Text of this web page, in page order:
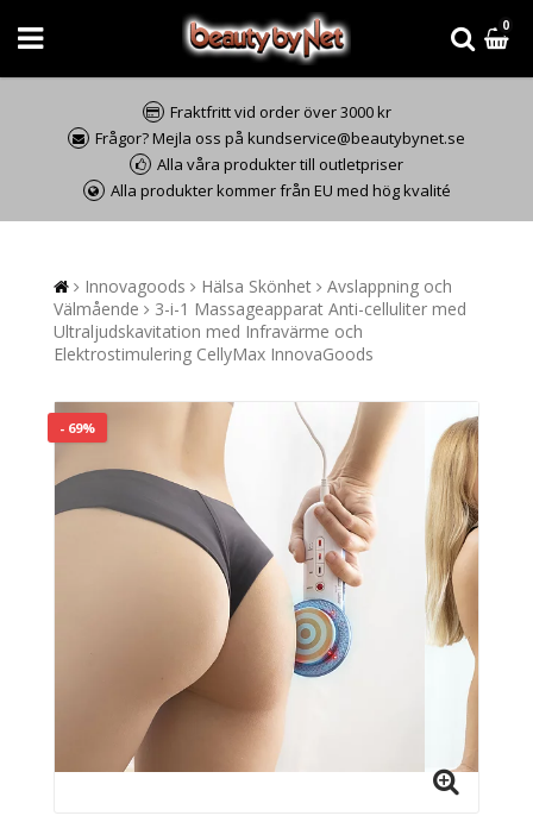
0
Fraktfritt vid order över 3000 kr
Frågor? Mejla oss på kundservice@beautybynet.se
Alla våra produkter till outletpriser
Alla produkter kommer från EU med hög kvalité
Innovagoods Hälsa Skönhet
Avslappning och
Välmående
3-i-1 Massageapparat Anti-celluliter med
Ultraljudskavitation med Infravärme och
Elektrostimulering CellyMax InnovaGoods
- 69%